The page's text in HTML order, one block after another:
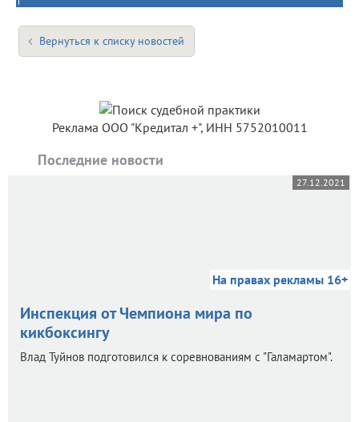
Вернуться к списку новостей
Реклама ООО "Кредитал +", ИНН 5752010011
Последние новости
27.12.2021
На правах рекламы 16+
Инспекция от Чемпиона мира по
кикбоксингу
Влад Туйнов подготовился к соревнованиям с "Галамартом".